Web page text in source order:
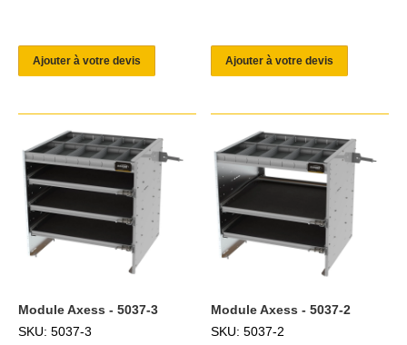
Ajouter à votre devis Ajouter à votre devis
Module Axess - 5037-3
SKU: 5037-3
Module Axess - 5037-2
SKU: 5037-2